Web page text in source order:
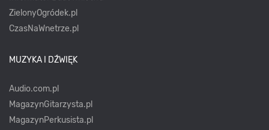
ZielonyOgródek.pl
CzasNaWnetrze.pl
MUZYKA I DŹWIĘK
Audio.com.pl
MagazynGitarzysta.pl
MagazynPerkusista.pl